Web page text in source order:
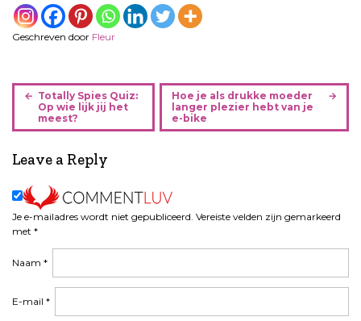
Geschreven door Fleur
B
r
c
t
n
a
i
a
Totally Spies Quiz:
Op wie lijk jij het
meest?
Hoe je als drukke moeder
langer plezier hebt van je
e-bike
Leave a Reply
Je e-mailadres wordt niet gepubliceerd. Vereiste velden zijn gemarkeerd
met *
Naam *
E-mail *